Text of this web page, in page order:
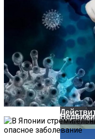
Света
Ученые